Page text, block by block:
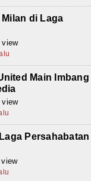
di Laga
view
Main Imbang
view
Persahabatan